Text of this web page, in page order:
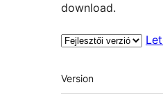
download.
Meta
Version